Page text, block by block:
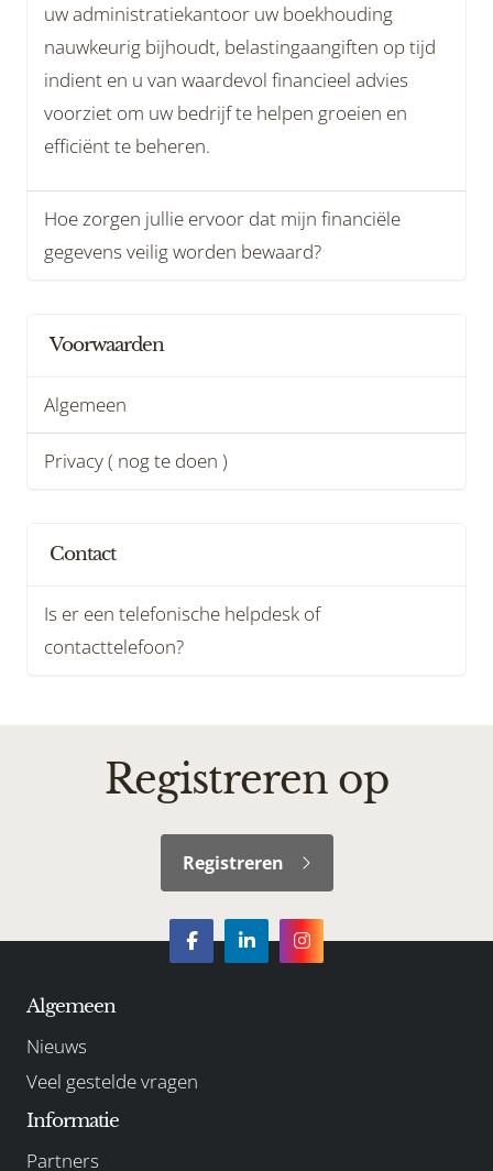
uw administratiekantoor uw boekhouding
nauwkeurig bijhoudt, belastingaangiften op tijd
indient en u van waardevol financieel advies
voorziet om uw bedrijf te helpen groeien en
efficiënt te beheren.
Hoe zorgen jullie ervoor dat mijn financiële
gegevens veilig worden bewaard?
Voorwaarden
Algemeen
Privacy ( nog te doen )
Contact
Is er een telefonische helpdesk of
contacttelefoon?
Registreren op
Registreren
Algemeen
Nieuws
Veel gestelde vragen
Informatie
Partners